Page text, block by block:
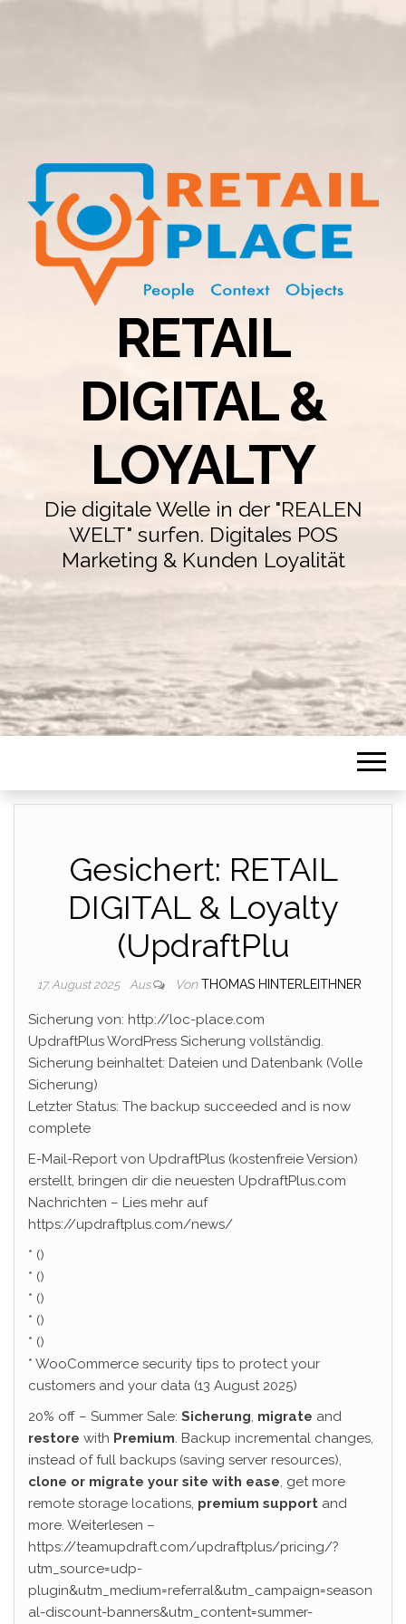
RETAIL
DIGITAL &
LOYALTY
Die digitale Welle in der "REALEN
WELT" surfen. Digitales POS
Marketing & Kunden Loyalität
Gesichert: RETAIL
DIGITAL & Loyalty
(UpdraftPlu
17. August 2025 Aus Von THOMAS HINTERLEITHNER
Sicherung von: http://loc-place.com
UpdraftPlus WordPress Sicherung vollständig.
Sicherung beinhaltet: Dateien und Datenbank (Volle
Sicherung)
Letzter Status: The backup succeeded and is now
complete
E-Mail-Report von UpdraftPlus (kostenfreie Version)
erstellt, bringen dir die neuesten UpdraftPlus.com
Nachrichten – Lies mehr auf
https://updraftplus.com/news/
* ()
* ()
* ()
* ()
* ()
* WooCommerce security tips to protect your
customers and your data (13 August 2025)
20% off – Summer Sale: Sicherung migrate and
restore with Premium . Backup incremental changes,
instead of full backups (saving server resources),
clone or migrate your site with ease , get more
remote storage locations, premium support and
more. Weiterlesen –
https://teamupdraft.com/updraftplus/pricing/?
utm_source=udp-
plugin&utm_medium=referral&utm_campaign=season
al-discount-banners&utm_content=summer-